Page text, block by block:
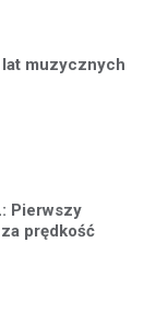
lat muzycznych
Pierwszy
prędkość